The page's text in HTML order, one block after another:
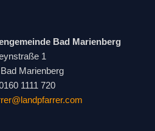
Bad Marienberg
1
Marienberg
1111 720